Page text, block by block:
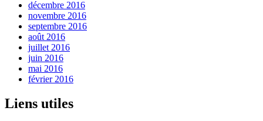
décembre 2016
novembre 2016
septembre 2016
août 2016
juillet 2016
juin 2016
mai 2016
février 2016
Liens utiles